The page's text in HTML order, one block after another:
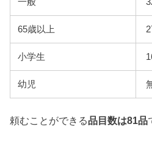
65歳以上
小学生
幼児
頼むことができる品目数は81品